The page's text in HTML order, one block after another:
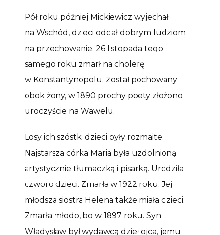
Pół roku później Mickiewicz wyjechał
na Wschód, dzieci oddał dobrym ludziom
na przechowanie. 26 listopada tego
samego roku zmarł na cholerę
w Konstantynopolu. Został pochowany
obok żony, w 1890 prochy poety złożono
uroczyście na Wawelu.
Losy ich szóstki dzieci były rozmaite.
Najstarsza córka Maria była uzdolnioną
artystycznie tłumaczką i pisarką. Urodziła
czworo dzieci. Zmarła w 1922 roku. Jej
młodsza siostra Helena także miała dzieci.
Zmarła młodo, bo w 1897 roku. Syn
Władysław był wydawcą dzieł ojca, jemu